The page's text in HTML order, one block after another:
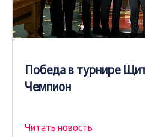
Победа в турнире
Чемпион
Читать новость